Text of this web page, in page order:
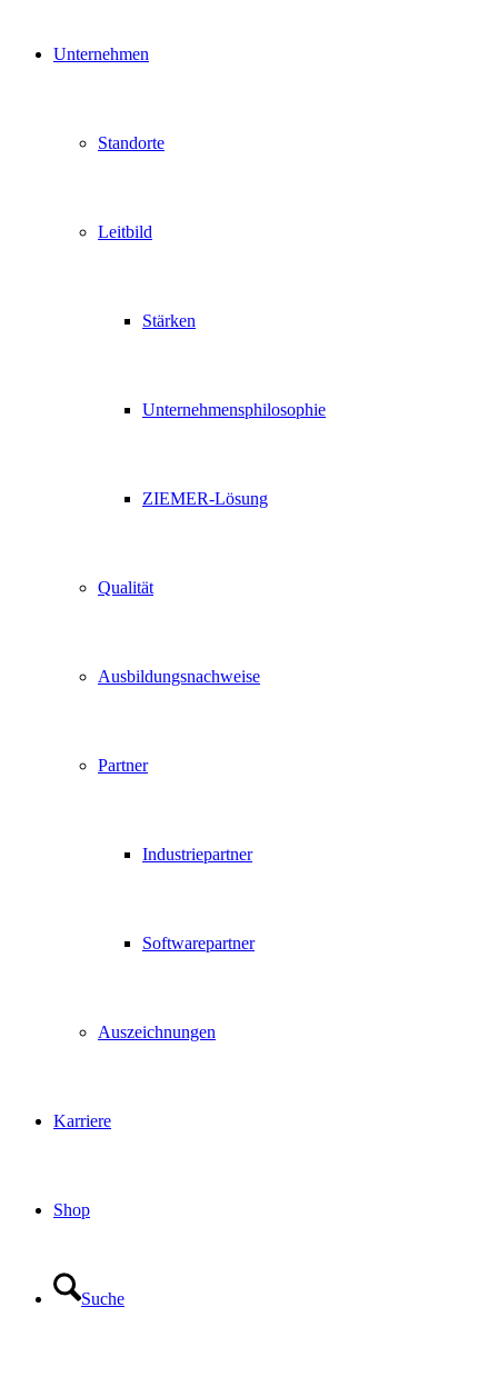
Unternehmen
Standorte
Leitbild
Stärken
Unternehmensphilosophie
ZIEMER-Lösung
Qualität
Ausbildungsnachweise
Partner
Industriepartner
Softwarepartner
Auszeichnungen
Karriere
Shop
Suche